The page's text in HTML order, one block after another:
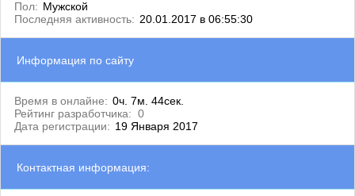
Пол: Мужской
Последняя активность: 20.01.2017 в 06:55:30
Информация по сайту
Время в онлайне: 0ч. 7м. 44сек.
Рейтинг разработчика: 0
Дата регистрации: 19 Января 2017
Контактная информация: